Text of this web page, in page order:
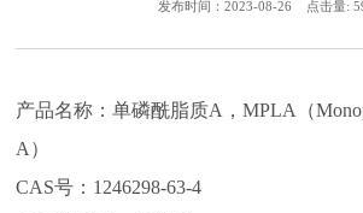
产品名称：单磷酰脂质A，MPLA（
A）
CAS号：1246298-63-4